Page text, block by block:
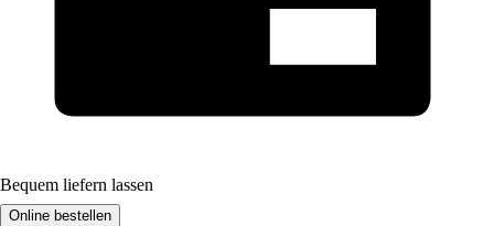
Bequem liefern lassen
Online bestellen